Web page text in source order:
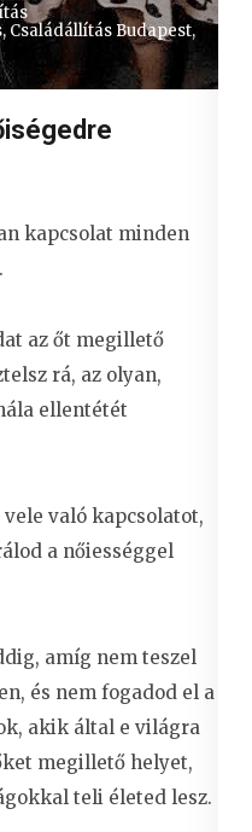
, Családállítás Budapest,
kapcsolat minden
az őt megillető
rá, az olyan,
ellentétét
való kapcsolatot,
a nőiességgel
amíg nem teszel
és nem fogadod el a
akik által e világra
megillető helyet,
teli életed lesz.